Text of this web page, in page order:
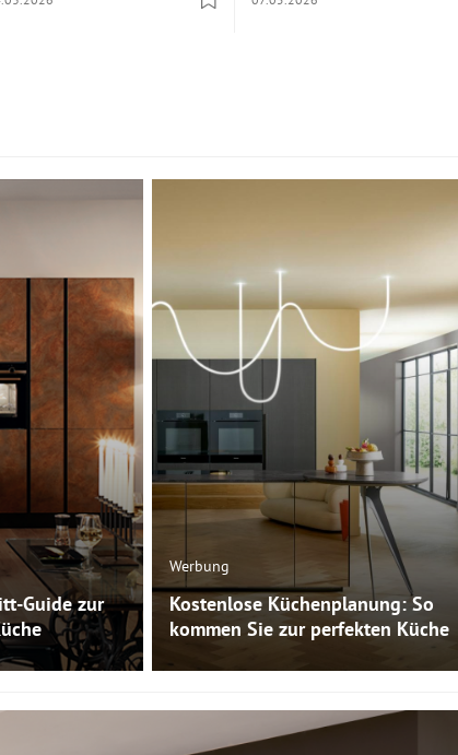
Guide zur
Werbung
Kostenlose Küchenplanung: So
kommen Sie zur perfekten Küche